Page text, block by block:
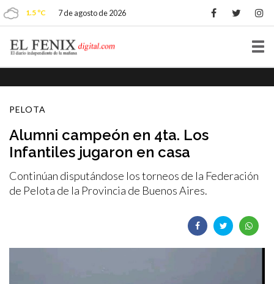
1.5 ºC 7 de agosto de 2026
PELOTA
Alumni campeón en 4ta. Los
Infantiles jugaron en casa
Continúan disputándose los torneos de la Federación
de Pelota de la Provincia de Buenos Aires.